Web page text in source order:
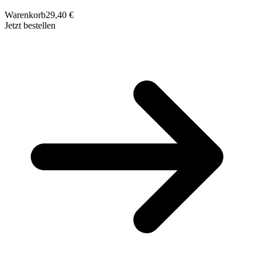
Warenkorb29,40 €
Jetzt bestellen